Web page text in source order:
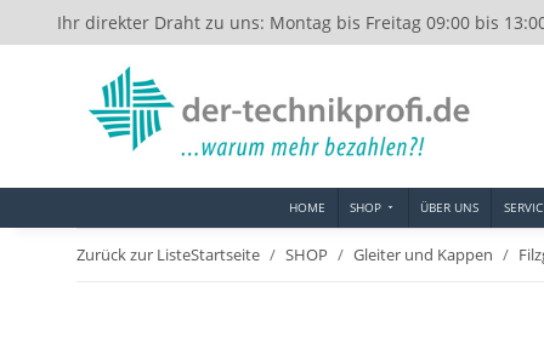
Ihr direkter Draht zu uns: Montag bis Freitag 09:00 bis
HOME SHOP ÜBER UNS
Zurück zur ListeStartseite SHOP Gleiter und Kappen